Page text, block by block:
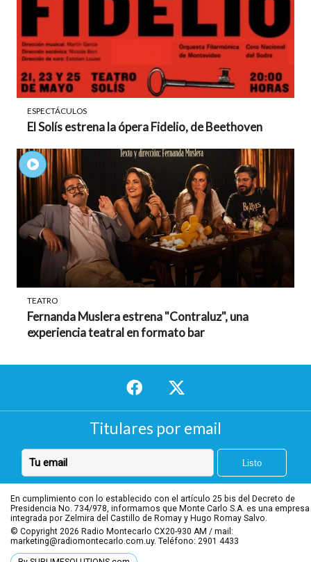
ESPECTÁCULOS
El Solís estrena la ópera Fidelio, de Beethoven
TEATRO
Fernanda Muslera estrena "Contraluz", una
experiencia teatral en formato bar
Titulares por email
En cumplimiento con lo establecido con el artículo 25 bis del Decreto de
Presidencia No. 734/978, informamos que Monte Carlo S.A. es una empresa
integrada por Zelmira del Castillo de Romay y Hugo Romay Salvo.
© Copyright 2026 Radio Montecarlo CX20-930 AM / mail:
marketing@radiomontecarlo.com.uy. Teléfono: 2901 4433